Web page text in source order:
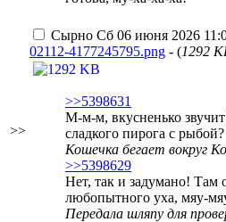
>>
Сырно Сб 06 июня 2026
02112-4177245795.png - (1292
>>5398631
М-м-м, вкусненько
сладкого пирога с рыбой?
Кошечка бегает вокруг
>>5398629
Нет, так и задумано! Там
любопытного уха, мяу-
Передала шляпу для